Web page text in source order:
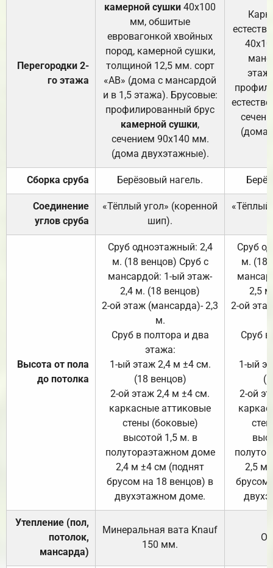
Перегородки 2-
го этажа
камерной сушки 40х100
мм, обшитые
евровагонкой хвойных
пород, камерной сушки,
толщиной 12,5 мм. сорт
«АВ» (дома с мансардой
и в 1,5 этажа). Брусовые:
профилированный брус
камерной сушки,
сечением 90х140 мм.
(дома двухэтажные).
(дома
Сборка сруба Берёзовый нагель.
Соединение
углов сруба
«Тёплый угол» (коренной
шип).
«Тёплый
Высота от пола
до потолка
Сруб одноэтажный: 2,4
м. (18 венцов) Сруб с
мансардой: 1-ый этаж-
2,4 м. (18 венцов)
2-ой этаж (мансарда)- 2,3
м.
Сруб в полтора и два
этажа:
1-ый этаж 2,4 м ±4 см.
(18 венцов)
2-ой этаж 2,4 м ±4 см.
каркасные аттиковые
стены (боковые)
высотой 1,5 м. в
полутораэтажном доме
2,4 м ±4 см (поднят
брусом на 18 венцов) в
двухэтажном доме.
Сруб
м. (18
2,5
2-ой
Сруб
1-ый
2-ой
2,5 м
брусом
Утепление (пол,
потолок,
мансарда)
Минеральная вата Knauf
150 мм.